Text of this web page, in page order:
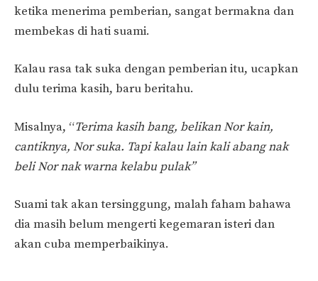
ketika menerima pemberian, sangat bermakna dan
membekas di hati suami.
Kalau rasa tak suka dengan pemberian itu, ucapkan
dulu terima kasih, baru beritahu.
Misalnya, “Terima kasih bang, belikan Nor kain,
cantiknya, Nor suka. Tapi kalau lain kali abang nak
beli Nor nak warna kelabu pulak”
Suami tak akan tersinggung, malah faham bahawa
dia masih belum mengerti kegemaran isteri dan
akan cuba memperbaikinya.